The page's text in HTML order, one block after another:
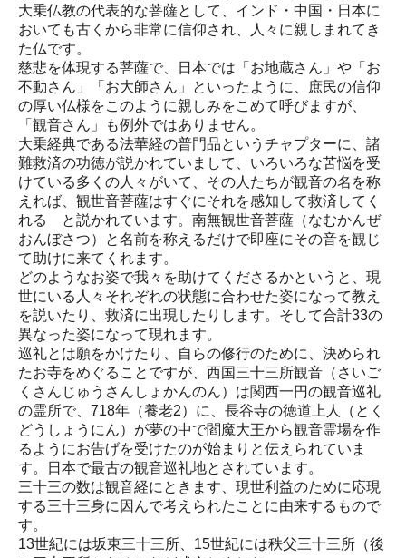
大乗仏教の代表的な菩薩として、インド・中国・日本に
おいても古くから非常に信仰され、人々に親しまれてき
た仏です。
慈悲を体現する菩薩で、日本では「お地蔵さん」や「お
不動さん」「お大師さん」といったように、庶民の信仰
の厚い仏様をこのように親しみをこめて呼びますが、
「観音さん」も例外ではありません。
大乗経典である法華経の普門品というチャプターに、諸
難救済の功徳が説かれていまして、いろいろな苦悩を受
けている多くの人々がいて、その人たちが観音の名を称
えれば、観世音菩薩はすぐにそれを感知して救済してく
れる と説かれています。南無観世音菩薩（なむかんぜ
おんぼさつ）と名前を称えるだけで即座にその音を観じ
て助けに来てくれます。
どのようなお姿で我々を助けてくださるかというと、現
世にいる人々それぞれの状態に合わせた姿になって教え
を説いたり、救済に出現したりします。そして合計33の
異なった姿になって現れます。
巡礼とは願をかけたり、自らの修行のために、決められ
たお寺をめぐることですが、西国三十三所観音（さいご
くさんじゅうさんしょかんのん）は関西一円の観音巡礼
の霊所で、718年（養老2）に、長谷寺の徳道上人（とく
どうしょうにん）が夢の中で閻魔大王から観音霊場を作
るようにお告げを受けたのが始まりと伝えられていま
す。日本で最古の観音巡礼地とされています。
三十三の数は観音経にときます、現世利益のために応現
する三十三身に因んで考えられたことに由来するもので
す。
13世紀には坂東三十三所、15世紀には秩父三十三所（後